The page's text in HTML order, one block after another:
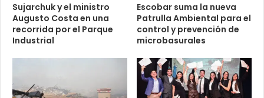
Sujarchuk y el ministro
Augusto Costa en una
recorrida por el Parque
Industrial
Escobar suma la nueva
Patrulla Ambiental para el
control y prevención de
microbasurales